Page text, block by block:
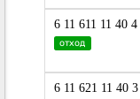
6 11 611 11 40 4
отход
6 11 621 11 40 3